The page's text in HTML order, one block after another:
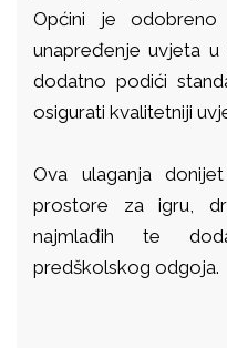
Općini je
unapređenje uvjeta
dodatno podići
osigurati kvalitetniji
Ova ulaganja
prostore za igru,
najmlađih te
predškolskog odgoja.